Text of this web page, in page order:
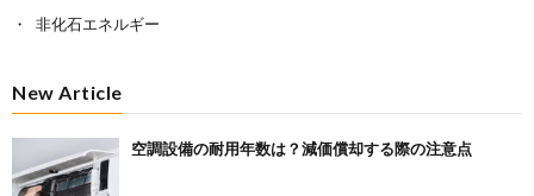
非化石エネルギー
New Article
空調設備の耐用年数は？減価償却する際の注意点